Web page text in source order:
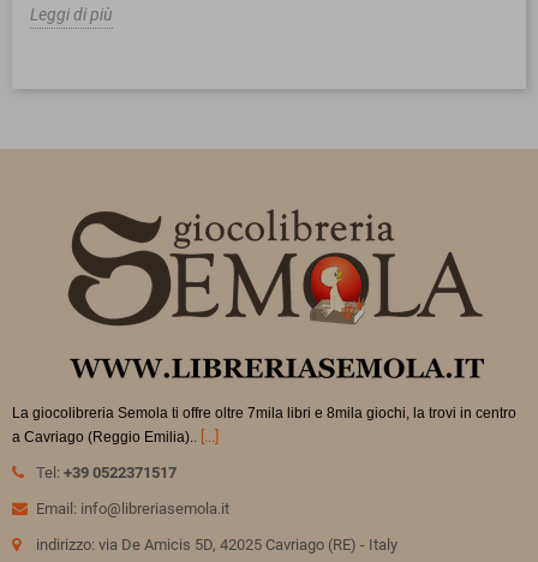
Leggi di più
La giocolibreria Semola ti offre oltre 7mila libri e 8mila giochi, la trovi in centro
a Cavriago (Reggio Emilia). . [...]
Tel: +39 0522371517
Email: info@libreriasemola.it
indirizzo: via De Amicis 5D, 42025 Cavriago (RE) - Italy